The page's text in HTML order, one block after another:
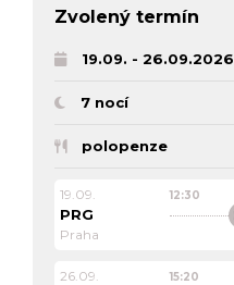
Zvolený termín
19.09. - 26.09.2026
7 nocí
polopenze
19.09.
PRG
Praha
12:30
26.09. 15:20